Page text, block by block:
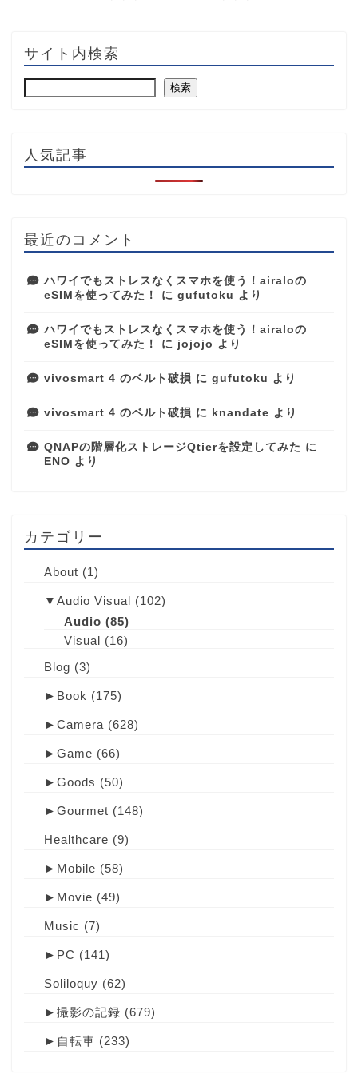
サイト内検索
検索
人気記事
最近のコメント
ハワイでもストレスなくスマホを使う！airaloの
eSIMを使ってみた！
に gufutoku より
ハワイでもストレスなくスマホを使う！airaloの
eSIMを使ってみた！
に jojojo より
vivosmart 4 のベルト破損 に gufutoku より
vivosmart 4 のベルト破損 に knandate より
QNAPの階層化ストレージQtierを設定してみた に
ENO より
カテゴリー
About (1)
▼ Audio Visual (102)
Audio (85)
Visual (16)
Blog (3)
► Book (175)
► Camera (628)
► Game (66)
► Goods (50)
► Gourmet (148)
Healthcare (9)
► Mobile (58)
► Movie (49)
Music (7)
► PC (141)
Soliloquy (62)
► 撮影の記録 (679)
► 自転車 (233)